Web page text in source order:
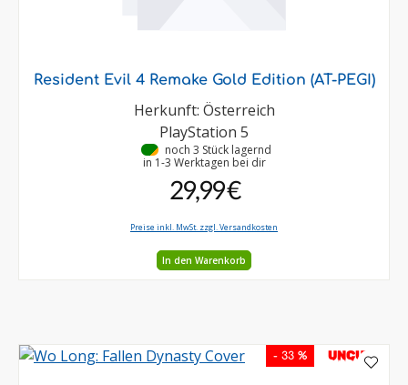
Resident Evil 4 Remake Gold Edition (AT-PEGI)
Herkunft: Österreich
PlayStation 5
noch 3 Stück lagernd
in 1-3 Werktagen bei dir
29,99 €
Preise inkl. MwSt. zzgl. Versandkosten
In den Warenkorb
- 33 % UNCUT